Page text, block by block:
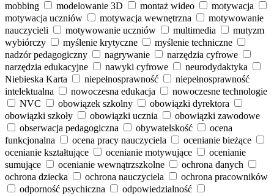
mobbing
modelowanie 3D montaż wideo
motywacja
motywacja uczniów
motywacja wewnętrzna
motywowanie
nauczycieli
motywowanie uczniów multimedia
mutyzm
wybiórczy
myślenie krytyczne
myślenie techniczne
nadzór pedagogiczny
nagrywanie
narzędzia cyfrowe
narzędzia edukacyjne
nawyki cyfrowe
neurodydaktyka
Niebieska Karta
niepełnosprawność
niepełnosprawność
intelektualna
nowoczesna edukacja
nowoczesne technologie
NVC
obowiązek szkolny
obowiązki dyrektora
obowiązki szkoły
obowiązki ucznia
obowiązki zawodowe
obserwacja pedagogiczna
obywatelskość
ocena
funkcjonalna
ocena pracy nauczyciela
ocenianie bieżące
ocenianie kształtujące
ocenianie motywujące
ocenianie
sumujące
ocenianie wewnątrzszkolne
ochrona danych
ochrona dziecka
ochrona nauczyciela
ochrona pracowników
odporność psychiczna
odpowiedzialność